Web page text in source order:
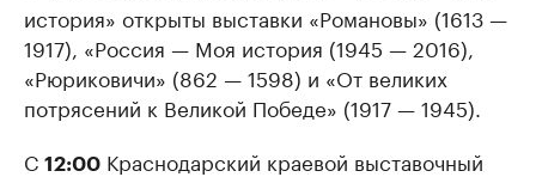
история» открыты выставки «Романовы» (1613 —
1917), «Россия — Моя история (1945 — 2016),
«Рюриковичи» (862 — 1598) и «От великих
потрясений к Великой Победе» (1917 — 1945).
С 12:00 Краснодарский краевой выставочный